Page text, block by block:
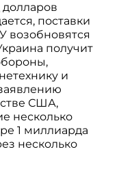
поставки
возобновятся
получит
и
США,
несколько
1 миллиарда
несколько